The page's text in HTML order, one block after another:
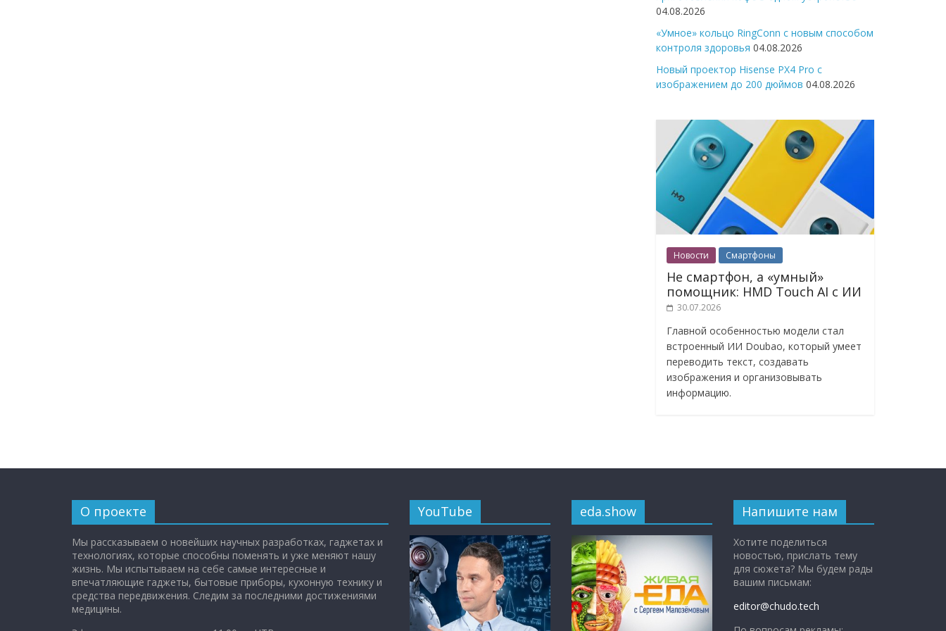
04.08.2026
«Умное» кольцо RingConn с новым способом
контроля здоровья 04.08.2026
Новый проектор Hisense PX4 Pro с
изображением до 200 дюймов 04.08.2026
Новости Смартфоны
Не смартфон, а «умный»
помощник: HMD Touch AI с ИИ
30.07.2026
Главной особенностью модели стал
встроенный ИИ Doubao, который умеет
переводить текст, создавать
изображения и организовывать
информацию.
О проекте
Мы рассказываем о новейших научных разработках, гаджетах и
технологиях, которые способны поменять и уже меняют нашу
жизнь. Мы испытываем на себе самые интересные и
впечатляющие гаджеты, бытовые приборы, кухонную технику и
средства передвижения. Следим за последними достижениями
медицины.
YouTube eda.show Напишите нам
Хотите поделиться
новостью, прислать тему
для сюжета? Мы будем рады
вашим письмам:
editor@chudo.tech